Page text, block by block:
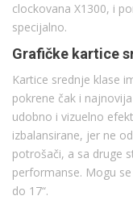
clockovana X1300, i
specijalno.
Grafičke kartice
Kartice srednje klase
pokrene čak i
udobno i vizuelno
izbalansirane, jer ne
potrošači, a sa druge
performanse. Mogu
do 17“.